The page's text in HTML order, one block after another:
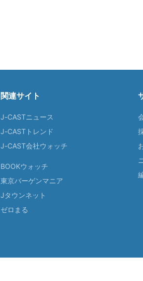
関連サイト
J-CASTニュース
J-CASTトレンド
J-CAST会社ウォッチ
BOOKウォッチ
東京バーゲンマニア
Jタウンネット
ゼロまる